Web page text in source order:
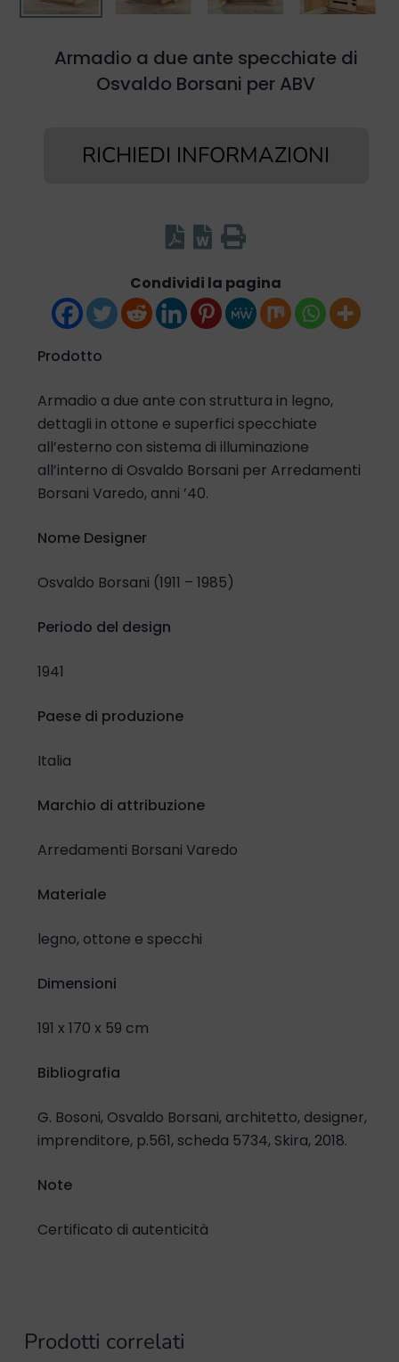
Armadio a due ante specchiate di
Osvaldo Borsani per ABV
RICHIEDI INFORMAZIONI
promozione e vendita di prodotti e servizi attraverso
Condividi la pagina
Prodotto
Armadio a due ante con struttura in legno,
dettagli in ottone e superfici specchiate
all’esterno con sistema di illuminazione
all’interno di Osvaldo Borsani per Arredamenti
Borsani Varedo, anni ’40.
Nome Designer
Osvaldo Borsani (1911 – 1985)
Periodo del design
1941
Paese di produzione
Italia
Marchio di attribuzione
Arredamenti Borsani Varedo
Materiale
legno, ottone e specchi
Dimensioni
191 x 170 x 59 cm
Bibliografia
G. Bosoni, Osvaldo Borsani, architetto, designer,
imprenditore, p.561, scheda 5734, Skira, 2018.
Note
Certificato di autenticità
Prodotti correlati